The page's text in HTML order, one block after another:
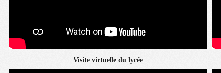
Visite virtuelle du lycée